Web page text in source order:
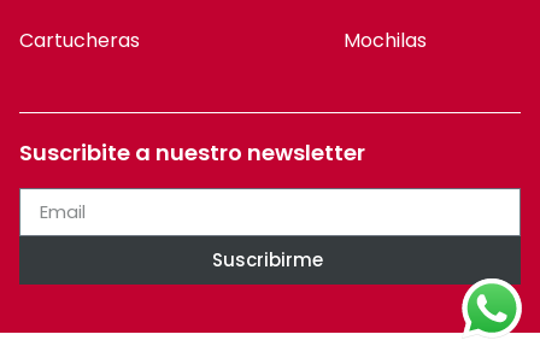
Cartucheras
Mochilas
Suscribite a nuestro newsletter
Suscribirme